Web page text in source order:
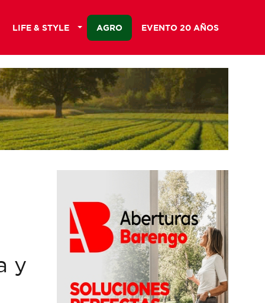
LIFE & STYLE AGRO EVENTO 20 AÑOS
y